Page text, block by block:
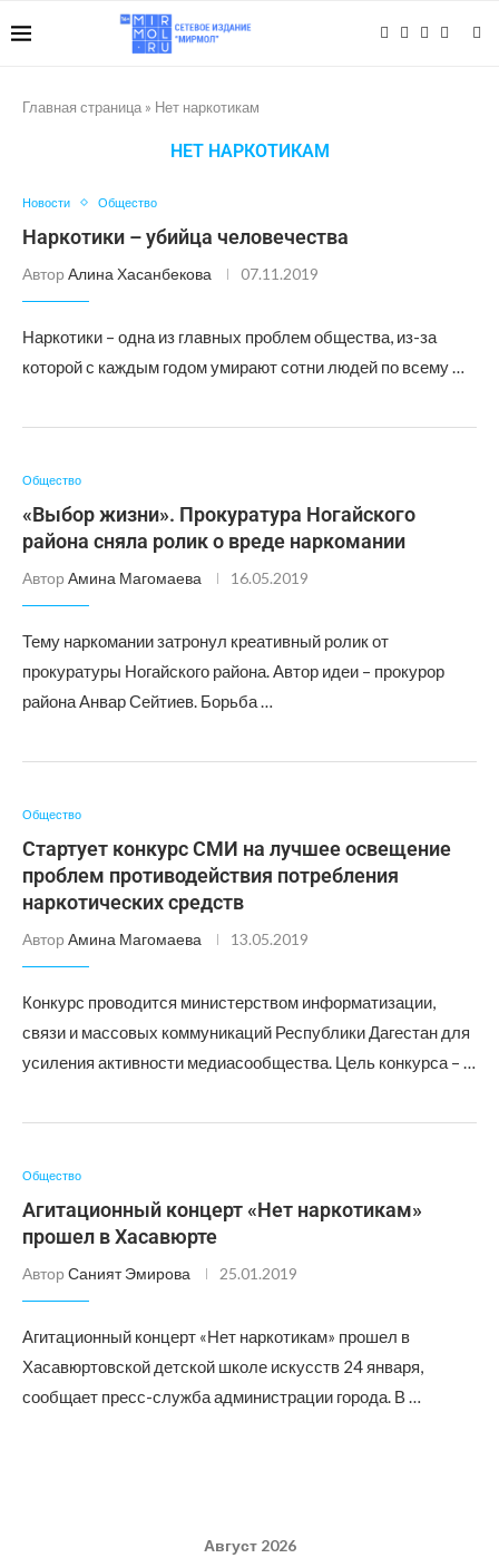
Главная страница » Нет наркотикам
НЕТ НАРКОТИКАМ
Новости Общество
Наркотики – убийца человечества
Автор Алина Хасанбекова 07.11.2019
Наркотики – одна из главных проблем общества, из-за
которой с каждым годом умирают сотни людей по всему …
Общество
«Выбор жизни». Прокуратура Ногайского
района сняла ролик о вреде наркомании
Автор Амина Магомаева 16.05.2019
Тему наркомании затронул креативный ролик от
прокуратуры Ногайского района. Автор идеи – прокурор
района Анвар Сейтиев. Борьба …
Общество
Стартует конкурс СМИ на лучшее освещение
проблем противодействия потребления
наркотических средств
Автор Амина Магомаева 13.05.2019
Конкурс проводится министерством информатизации,
связи и массовых коммуникаций Республики Дагестан для
усиления активности медиасообщества. Цель конкурса – …
Общество
Агитационный концерт «Нет наркотикам»
прошел в Хасавюрте
Автор Саният Эмирова 25.01.2019
Агитационный концерт «Нет наркотикам» прошел в
Хасавюртовской детской школе искусств 24 января,
сообщает пресс-служба администрации города. В …
Август 2026